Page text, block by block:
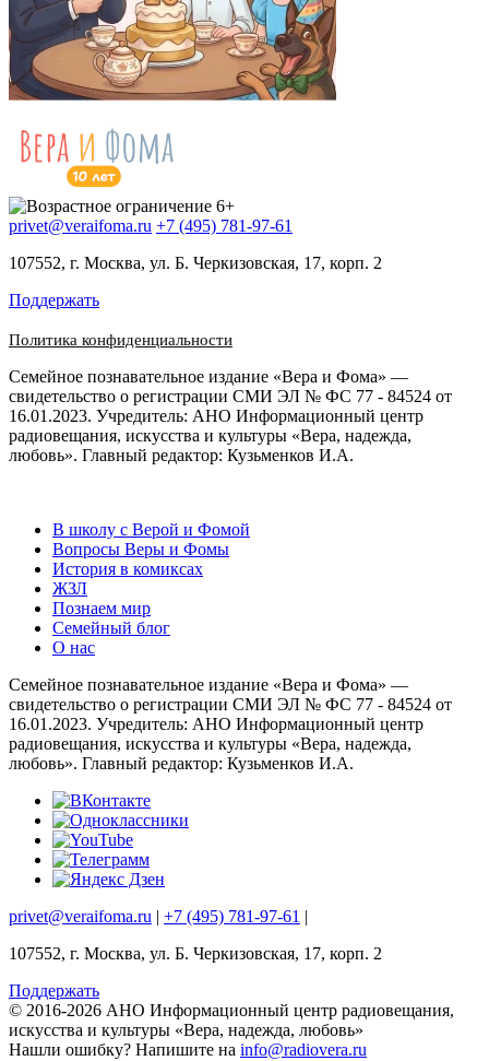
privet@veraifoma.ru +7 (495) 781-97-61
107552, г. Москва, ул. Б. Черкизовская, 17, корп. 2
Поддержать
Политика конфиденциальности
Семейное познавательное издание «Вера и Фома» —
свидетельство о регистрации СМИ ЭЛ № ФС 77 - 84524 от
16.01.2023. Учредитель: АНО Информационный центр
радиовещания, искусства и культуры «Вера, надежда,
любовь». Главный редактор: Кузьменков И.А.
В школу с Верой и Фомой
Вопросы Веры и Фомы
История в комиксах
ЖЗЛ
Познаем мир
Семейный блог
О нас
Семейное познавательное издание «Вера и Фома» —
свидетельство о регистрации СМИ ЭЛ № ФС 77 - 84524 от
16.01.2023. Учредитель: АНО Информационный центр
радиовещания, искусства и культуры «Вера, надежда,
любовь». Главный редактор: Кузьменков И.А.
privet@veraifoma.ru +7 (495) 781-97-61
107552, г. Москва, ул. Б. Черкизовская, 17, корп. 2
Поддержать
© 2016-2026 АНО Информационный центр радиовещания,
искусства и культуры «Вера, надежда, любовь»
Нашли ошибку? Напишите на info@radiovera.ru